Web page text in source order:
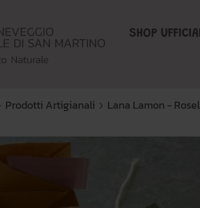
SHOP
Prodotti Artigianali Lana Lamon -